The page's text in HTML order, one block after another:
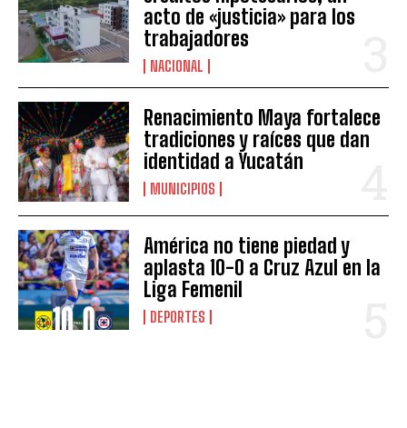
acto de «justicia» para los
trabajadores
NACIONAL
Renacimiento Maya fortalece
tradiciones y raíces que dan
identidad a Yucatán
MUNICIPIOS
América no tiene piedad y
aplasta 10-0 a Cruz Azul en la
Liga Femenil
DEPORTES